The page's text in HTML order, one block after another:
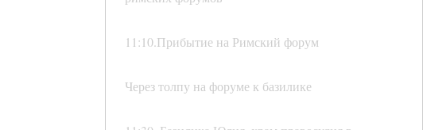
11:10.Прибытие на Римский форум
Через толпу на форуме к базилике